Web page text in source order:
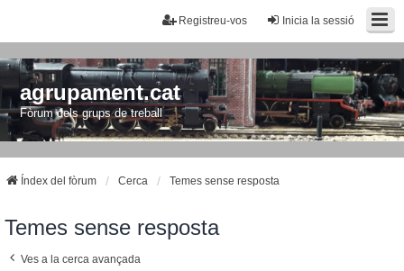
Inicia la sessió
Registreu-vos
agrupament.cat
Fòrum dels grups de treball
Índex del fòrum Cerca Temes sense resposta
Temes sense resposta
Ves a la cerca avançada